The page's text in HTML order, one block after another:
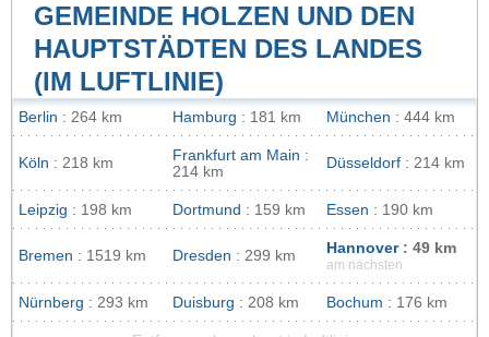
GEMEINDE HOLZEN UND DEN
HAUPTSTÄDTEN DES LANDES
(IM LUFTLINIE)
Berlin : 264 km Hamburg : 181 km München : 444 km
Köln : 218 km Frankfurt am Main :
214 km
Düsseldorf : 214 km
Leipzig : 198 km Dortmund : 159 km Essen : 190 km
Bremen : 1519 km Dresden : 299 km Hannover: 49 km
am nächsten
Nürnberg : 293 km Duisburg : 208 km Bochum : 176 km